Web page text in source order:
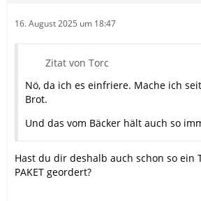
16. August 2025 um 18:47
Zitat von Torc
Nö, da ich es einfriere. Mache ich
Brot.
Und das vom Bäcker hält auch so
Hast du dir deshalb auch schon so ein
PAKET geordert?